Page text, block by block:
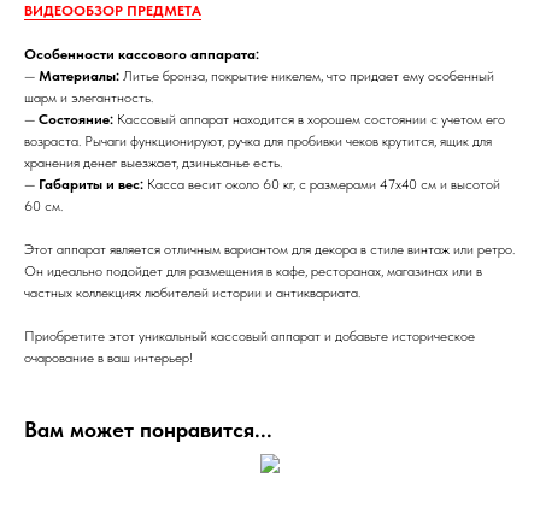
ВИДЕООБЗОР ПРЕДМЕТА
Особенности кассового аппарата:
— Материалы: Литье бронза, покрытие никелем, что придает ему особенный
шарм и элегантность.
— Состояние: Кассовый аппарат находится в хорошем состоянии с учетом его
возраста. Рычаги функционируют, ручка для пробивки чеков крутится, ящик для
хранения денег выезжает, дзиньканье есть.
— Габариты и вес: Касса весит около 60 кг, с размерами 47х40 см и высотой
60 см.
Этот аппарат является отличным вариантом для декора в стиле винтаж или ретро.
Он идеально подойдет для размещения в кафе, ресторанах, магазинах или в
частных коллекциях любителей истории и антиквариата.
Приобретите этот уникальный кассовый аппарат и добавьте историческое
очарование в ваш интерьер!
Вам может понравится...